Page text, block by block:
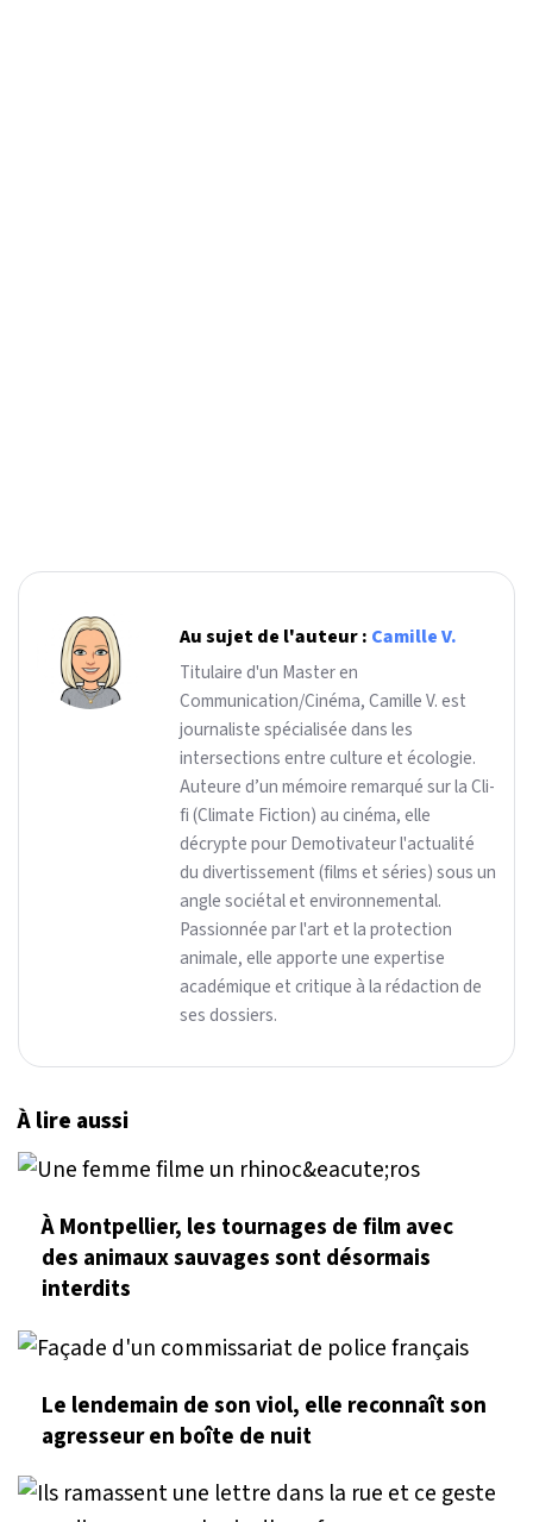
Au sujet de l'auteur : Camille V.
Titulaire d'un Master en
Communication/Cinéma, Camille V. est
journaliste spécialisée dans les
intersections entre culture et écologie.
Auteure d’un mémoire remarqué sur la Cli-
fi (Climate Fiction) au cinéma, elle
décrypte pour Demotivateur l'actualité
du divertissement (films et séries) sous un
angle sociétal et environnemental.
Passionnée par l'art et la protection
animale, elle apporte une expertise
académique et critique à la rédaction de
ses dossiers.
À lire aussi
À Montpellier, les tournages de film avec
des animaux sauvages sont désormais
interdits
Le lendemain de son viol, elle reconnaît son
agresseur en boîte de nuit